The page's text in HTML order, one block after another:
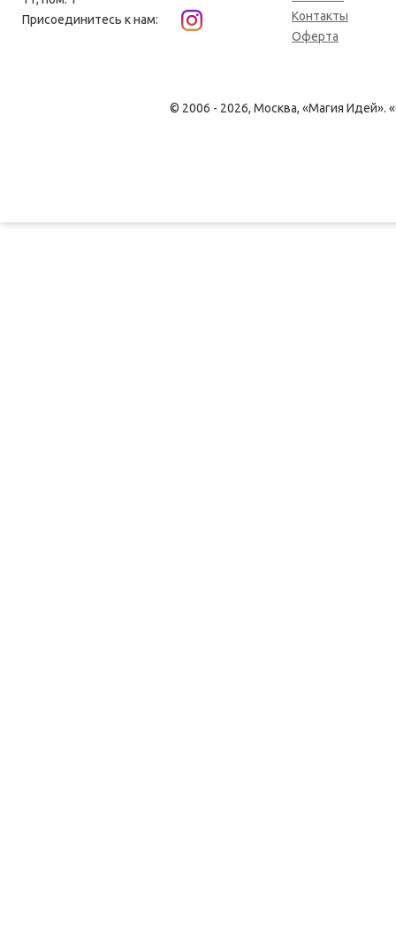
Присоединитесь к нам:
Контакты
Оферта
© 2006 - 2026, Москва, «Магия Идей».